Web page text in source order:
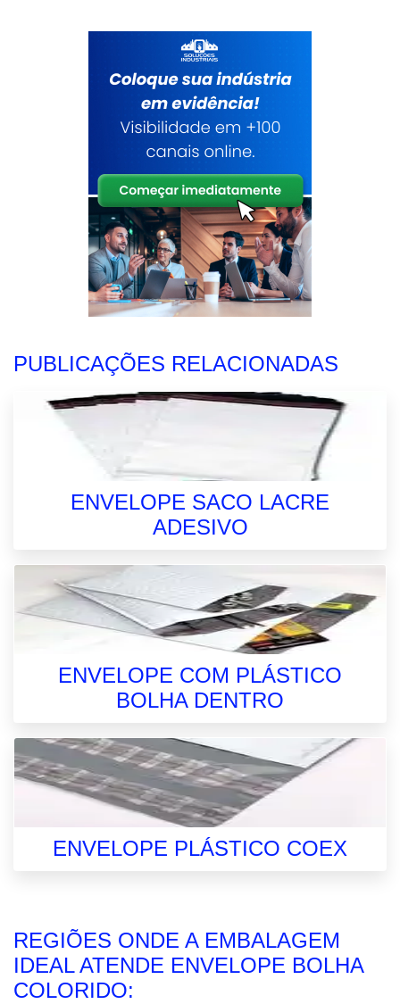
PUBLICAÇÕES RELACIONADAS
ENVELOPE SACO LACRE
ADESIVO
ENVELOPE COM PLÁSTICO
BOLHA DENTRO
ENVELOPE PLÁSTICO COEX
REGIÕES ONDE A EMBALAGEM
IDEAL ATENDE ENVELOPE BOLHA
COLORIDO: